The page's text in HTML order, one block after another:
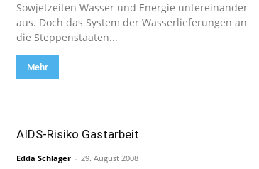
Sowjetzeiten Wasser und Energie untereinander
aus. Doch das System der Wasserlieferungen an
die Steppenstaaten...
Mehr
AIDS-Risiko Gastarbeit
Edda Schlager - 29. August 2008